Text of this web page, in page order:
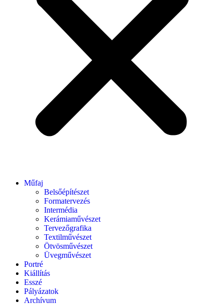
Műfaj
Belsőépítészet
Formatervezés
Intermédia
Kerámiaművészet
Tervezőgrafika
Textilművészet
Ötvösművészet
Üvegművészet
Portré
Kiállítás
Esszé
Pályázatok
Archívum